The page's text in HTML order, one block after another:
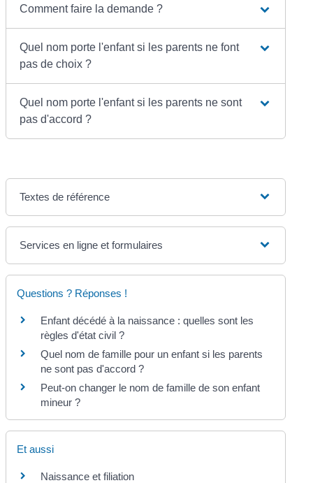
Comment faire la demande ?
Quel nom porte l'enfant si les parents ne font
pas de choix ?
Quel nom porte l'enfant si les parents ne sont
pas d'accord ?
Textes de référence
Services en ligne et formulaires
Questions ? Réponses !
Enfant décédé à la naissance : quelles sont les
règles d'état civil ?
Quel nom de famille pour un enfant si les parents
ne sont pas d'accord ?
Peut-on changer le nom de famille de son enfant
mineur ?
Et aussi
Naissance et filiation